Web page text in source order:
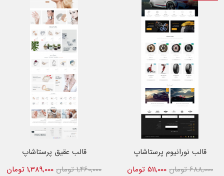
قالب نورانیوم پرستاشاپ
688,000 تومان
511,000 تومان
قالب عقیق پرستاشاپ
1,460,000 تومان
1,389,000 تومان